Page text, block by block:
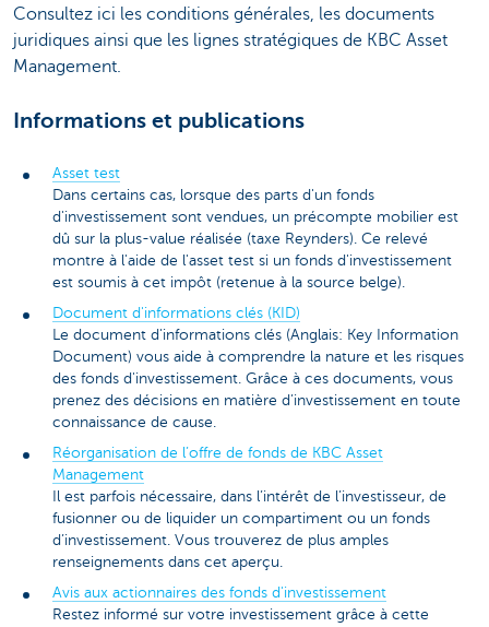
Consultez ici les conditions générales, les documents
juridiques ainsi que les lignes stratégiques de KBC Asset
Management.
Informations et publications
Asset test
Dans certains cas, lorsque des parts d'un fonds
d'investissement sont vendues, un précompte mobilier est
dû sur la plus-value réalisée (taxe Reynders). Ce relevé
montre à l'aide de l'asset test si un fonds d'investissement
est soumis à cet impôt (retenue à la source belge).
Document d'informations clés (KID)
Le document d'informations clés (Anglais: Key Information
Document) vous aide à comprendre la nature et les risques
des fonds d'investissement. Grâce à ces documents, vous
prenez des décisions en matière d’investissement en toute
connaissance de cause.
Réorganisation de l’offre de fonds de KBC Asset
Management
Il est parfois nécessaire, dans l’intérêt de l’investisseur, de
fusionner ou de liquider un compartiment ou un fonds
d’investissement. Vous trouverez de plus amples
renseignements dans cet aperçu.
Avis aux actionnaires des fonds d'investissement
Restez informé sur votre investissement grâce à cette